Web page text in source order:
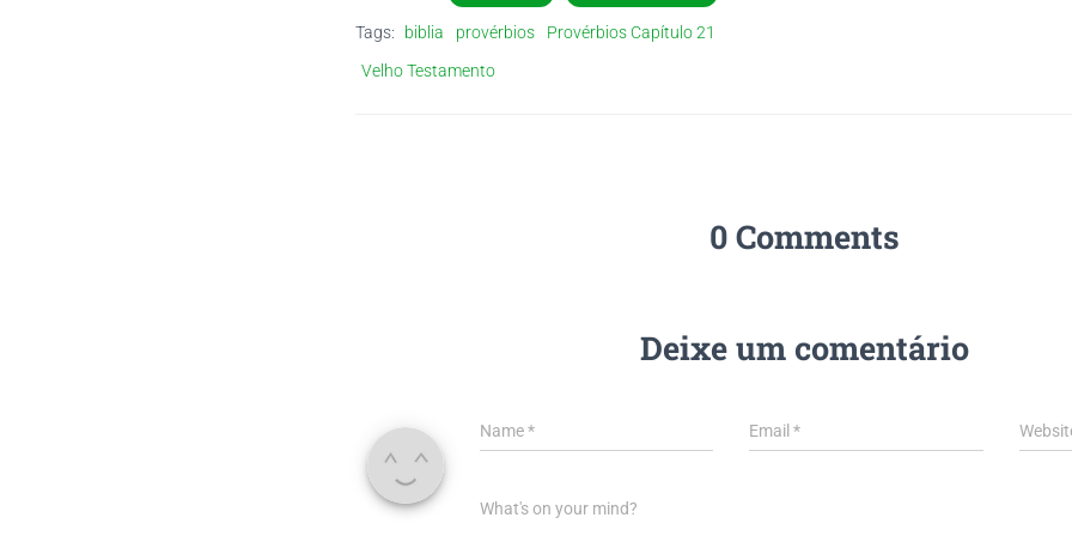
Tags: biblia provérbios
Provérbios Capítulo 21
Velho Testamento
0 Comments
Deixe um comentário
Name* Email*
What's on your mind?